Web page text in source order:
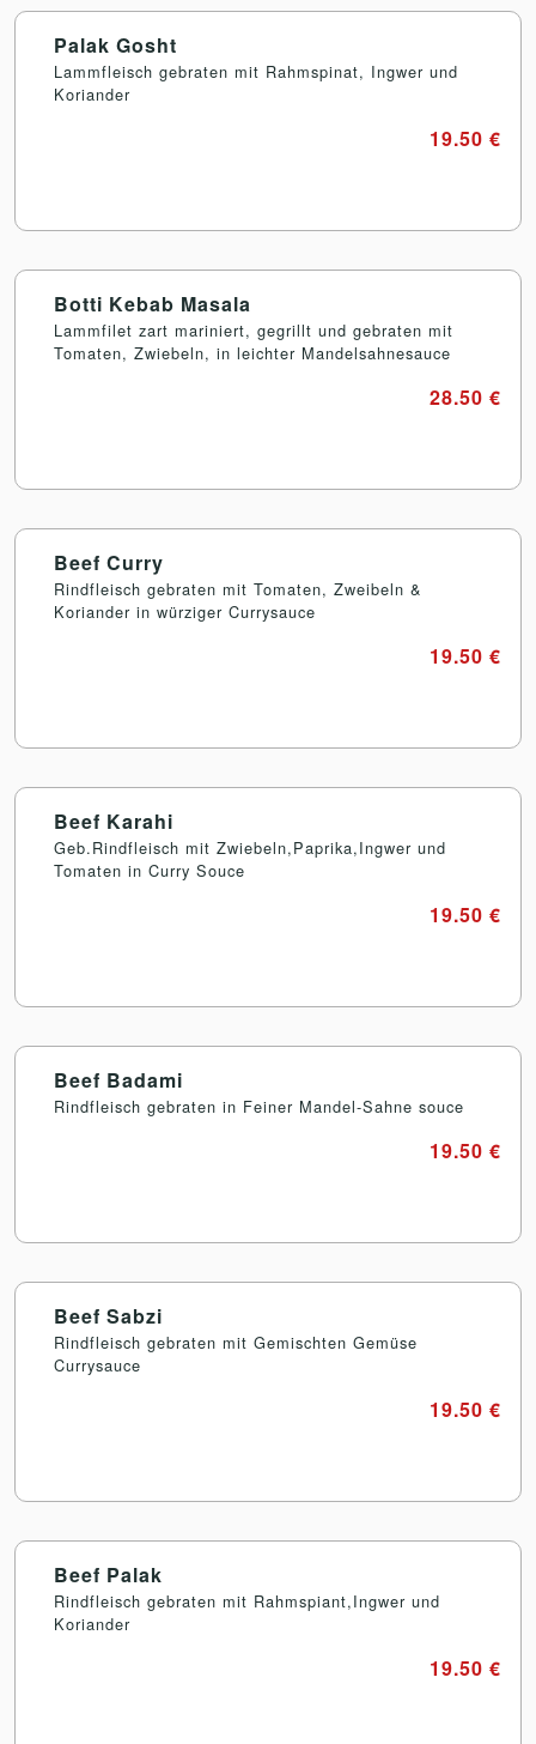
Palak Gosht
Lammfleisch gebraten mit Rahmspinat, Ingwer und
Koriander
19.50 €
Botti Kebab Masala
Lammfilet zart mariniert, gegrillt und gebraten mit
Tomaten, Zwiebeln, in leichter Mandelsahnesauce
28.50 €
Beef Curry
Rindfleisch gebraten mit Tomaten, Zweibeln &
Koriander in würziger Currysauce
19.50 €
Beef Karahi
Geb.Rindfleisch mit Zwiebeln,Paprika,Ingwer und
Tomaten in Curry Souce
19.50 €
Beef Badami
Rindfleisch gebraten in Feiner Mandel-Sahne souce
19.50 €
Beef Sabzi
Rindfleisch gebraten mit Gemischten Gemüse
Currysauce
19.50 €
Beef Palak
Rindfleisch gebraten mit Rahmspiant,Ingwer und
Koriander
19.50 €